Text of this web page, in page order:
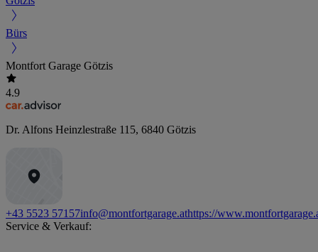
Bürs
Montfort Garage Götzis
4.9
Dr. Alfons Heinzlestraße 115, 6840 Götzis
+43 5523 57157info@montfortgarage.athttps://
Service & Verkauf: